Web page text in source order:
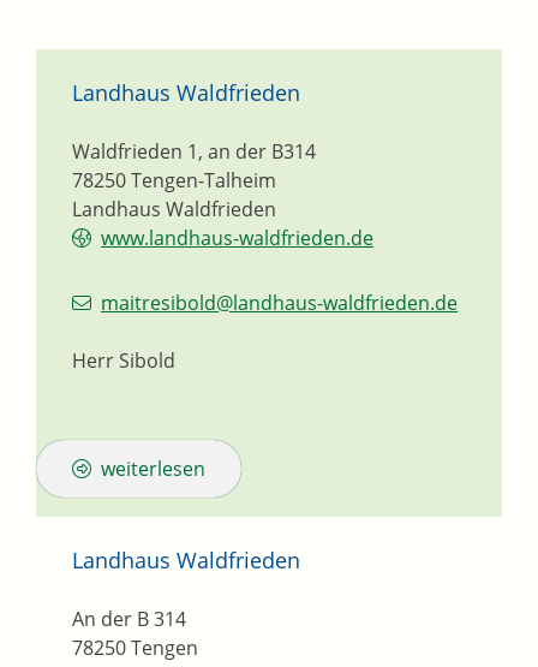
Landhaus Waldfrieden
Landhaus Waldfrieden
Waldfrieden 1, an der B314
78250Tengen-Talheim
www.landhaus-waldfrieden.de
maitresibold@landhaus-waldfrieden.de
Herr Sibold
weiterlesen
Landhaus Waldfrieden
An der B 314
78250Tengen